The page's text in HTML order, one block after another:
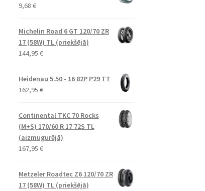
9,68 €
Michelin Road 6 GT 120/70 ZR
17 (58W) TL (priekšējā)
144,95 €
Heidenau 5.50 - 16 82P P29 TT
162,95 €
Continental TKC 70 Rocks
(M+S) 170/60 R 17 72S TL
(aizmugurējā)
167,95 €
Metzeler Roadtec Z6 120/70 ZR
17 (58W) TL (priekšējā)